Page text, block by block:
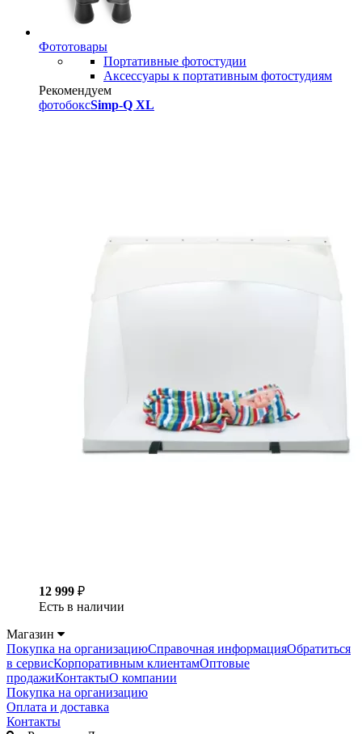
Фототовары
Портативные фотостудии
Аксессуары к портативным фотостудиям
Рекомендуем
фотобоксSimp-Q XL
12 999 ₽
Есть в наличии
Магазин
Покупка на организациюСправочная информацияОбратиться
в сервисКорпоративным клиентамОптовые
продажиКонтактыО компании
Покупка на организацию
Оплата и доставка
Контакты